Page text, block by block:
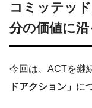
コミッテッ
分の価値に
今回は、ACTを継
ドアクション」 に